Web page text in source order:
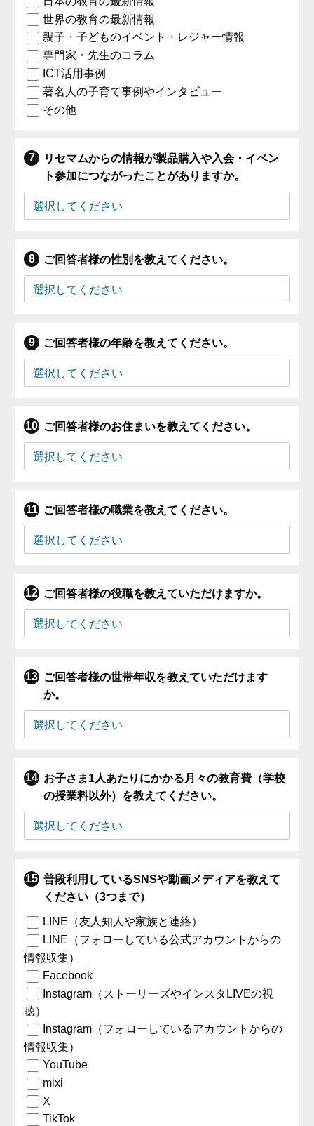
世界の教育の最新情報
親子・子どものイベント・レジャー情報
専門家・先生のコラム
ICT活用事例
著名人の子育て事例やインタビュー
その他
リセマムからの情報が製品購入や入会・イベン
ト参加につながったことがありますか。
ご回答者様の性別を教えてください。
ご回答者様の年齢を教えてください。
ご回答者様のお住まいを教えてください。
ご回答者様の職業を教えてください。
ご回答者様の役職を教えていただけますか。
ご回答者様の世帯年収を教えていただけます
か。
お子さま1人あたりにかかる月々の教育費（学校
の授業料以外）を教えてください。
普段利用しているSNSや動画メディアを教えて
ください（3つまで）
LINE（友人知人や家族と連絡）
LINE（フォローしている公式アカウントからの
情報収集）
Facebook
Instagram（ストーリーズやインスタLIVEの視
聴）
Instagram（フォローしているアカウントからの
情報収集）
YouTube
mixi
X
TikTok